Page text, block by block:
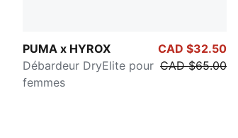
PUMA x HYROX
Débardeur DryElite pour
femmes
CAD $32.50
CAD $65.00